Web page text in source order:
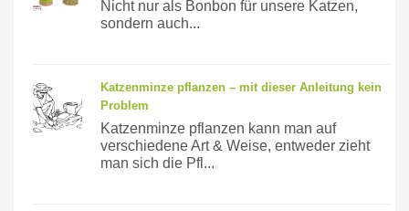
Nicht nur als Bonbon für unsere Katzen,
sondern auch...
Katzenminze pflanzen – mit dieser Anleitung kein
Problem
Katzenminze pflanzen kann man auf
verschiedene Art & Weise, entweder zieht
man sich die Pfl...